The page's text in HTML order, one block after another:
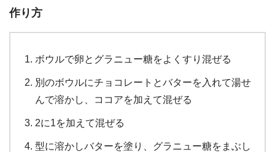
作り方
ボウルで卵とグラニュー糖をよくすり混ぜる
別のボウルにチョコレートとバターを入れて湯せ
んで溶かし、ココアを加えて混ぜる
2に1を加えて混ぜる
型に溶かしバターを塗り、グラニュー糖をまぶし